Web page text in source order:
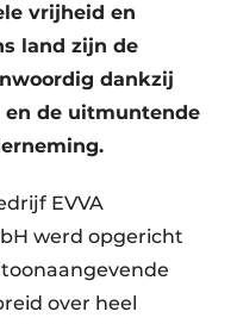
vrijheid en
land zijn de
dankzij
en de uitmuntende
EVVA
werd opgericht
toonaangevende
over heel